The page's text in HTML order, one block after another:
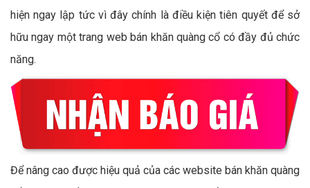
hiện ngay lập tức vì đây chính là điều kiện tiên quyết để sở
hữu ngay một trang web bán khăn quàng cổ có đầy đủ chức
năng.
Để nâng cao được hiệu quả của các website bán khăn quàng